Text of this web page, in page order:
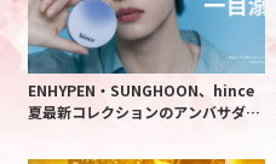
ENHYPEN・SUNGHOON、hince
夏最新コレクションのアンバサダー